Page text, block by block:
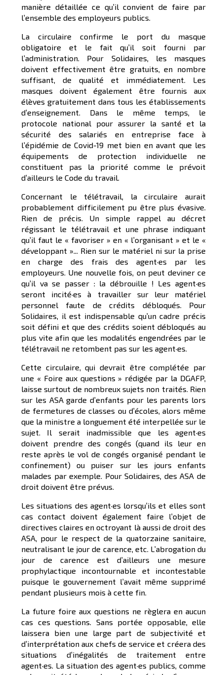
manière détaillée ce qu’il convient de faire par
l’ensemble des employeurs publics.
La circulaire confirme le port du masque
obligatoire et le fait qu’il soit fourni par
l’administration. Pour Solidaires, les masques
doivent effectivement être gratuits, en nombre
suffisant, de qualité et immédiatement. Les
masques doivent également être fournis aux
élèves gratuitement dans tous les établissements
d’enseignement. Dans le même temps, le
protocole national pour assurer la santé et la
sécurité des salariés en entreprise face à
l’épidémie de Covid-19 met bien en avant que les
équipements de protection individuelle ne
constituent pas la priorité comme le prévoit
d’ailleurs le Code du travail.
Concernant le télétravail, la circulaire aurait
probablement difficilement pu être plus évasive.
Rien de précis. Un simple rappel au décret
régissant le télétravail et une phrase indiquant
qu’il faut le « favoriser » en « l’organisant » et le «
développant »... Rien sur le matériel ni sur la prise
en charge des frais des agent·es par les
employeurs. Une nouvelle fois, on peut deviner ce
qu’il va se passer : la débrouille ! Les agent·es
seront incité·es à travailler sur leur matériel
personnel faute de crédits débloqués. Pour
Solidaires, il est indispensable qu’un cadre précis
soit défini et que des crédits soient débloqués au
plus vite afin que les modalités engendrées par le
télétravail ne retombent pas sur les agent·es.
Cette circulaire, qui devrait être complétée par
une « Foire aux questions » rédigée par la DGAFP,
laisse surtout de nombreux sujets non traités. Rien
sur les ASA garde d’enfants pour les parents lors
de fermetures de classes ou d’écoles, alors même
que la ministre a longuement été interpellée sur le
sujet. Il serait inadmissible que les agent·es
doivent prendre des congés (quand ils leur en
reste après le vol de congés organisé pendant le
confinement) ou puiser sur les jours enfants
malades par exemple. Pour Solidaires, des ASA de
droit doivent être prévus.
Les situations des agent·es lorsqu’ils et elles sont
cas contact doivent également faire l’objet de
directives claires en octroyant là aussi de droit des
ASA, pour le respect de la quatorzaine sanitaire,
neutralisant le jour de carence, etc. L’abrogation du
jour de carence est d’ailleurs une mesure
prophylactique incontournable et incontestable
puisque le gouvernement l’avait même supprimé
pendant plusieurs mois à cette fin.
La future foire aux questions ne règlera en aucun
cas ces questions. Sans portée opposable, elle
laissera bien une large part de subjectivité et
d’interprétation aux chefs de service et créera des
situations d’inégalités de traitement entre
agent·es. La situation des agent·es publics, comme